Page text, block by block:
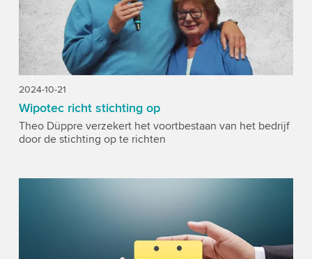
2024-10-21
Wipotec richt stichting op
Theo Düppre verzekert het voortbestaan van het bedrijf
door de stichting op te richten